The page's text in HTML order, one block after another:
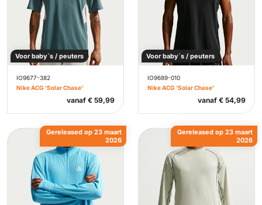
Voor baby`s / peuters
IO9677-382
Nike ACG 'Solar Chase'
vanaf € 59,99
Voor baby`s / peuters
IO9689-010
Nike ACG 'Solar Chase'
vanaf € 54,99
Gereleased op 23 maart
2026
Gereleased op 23 maart
2026